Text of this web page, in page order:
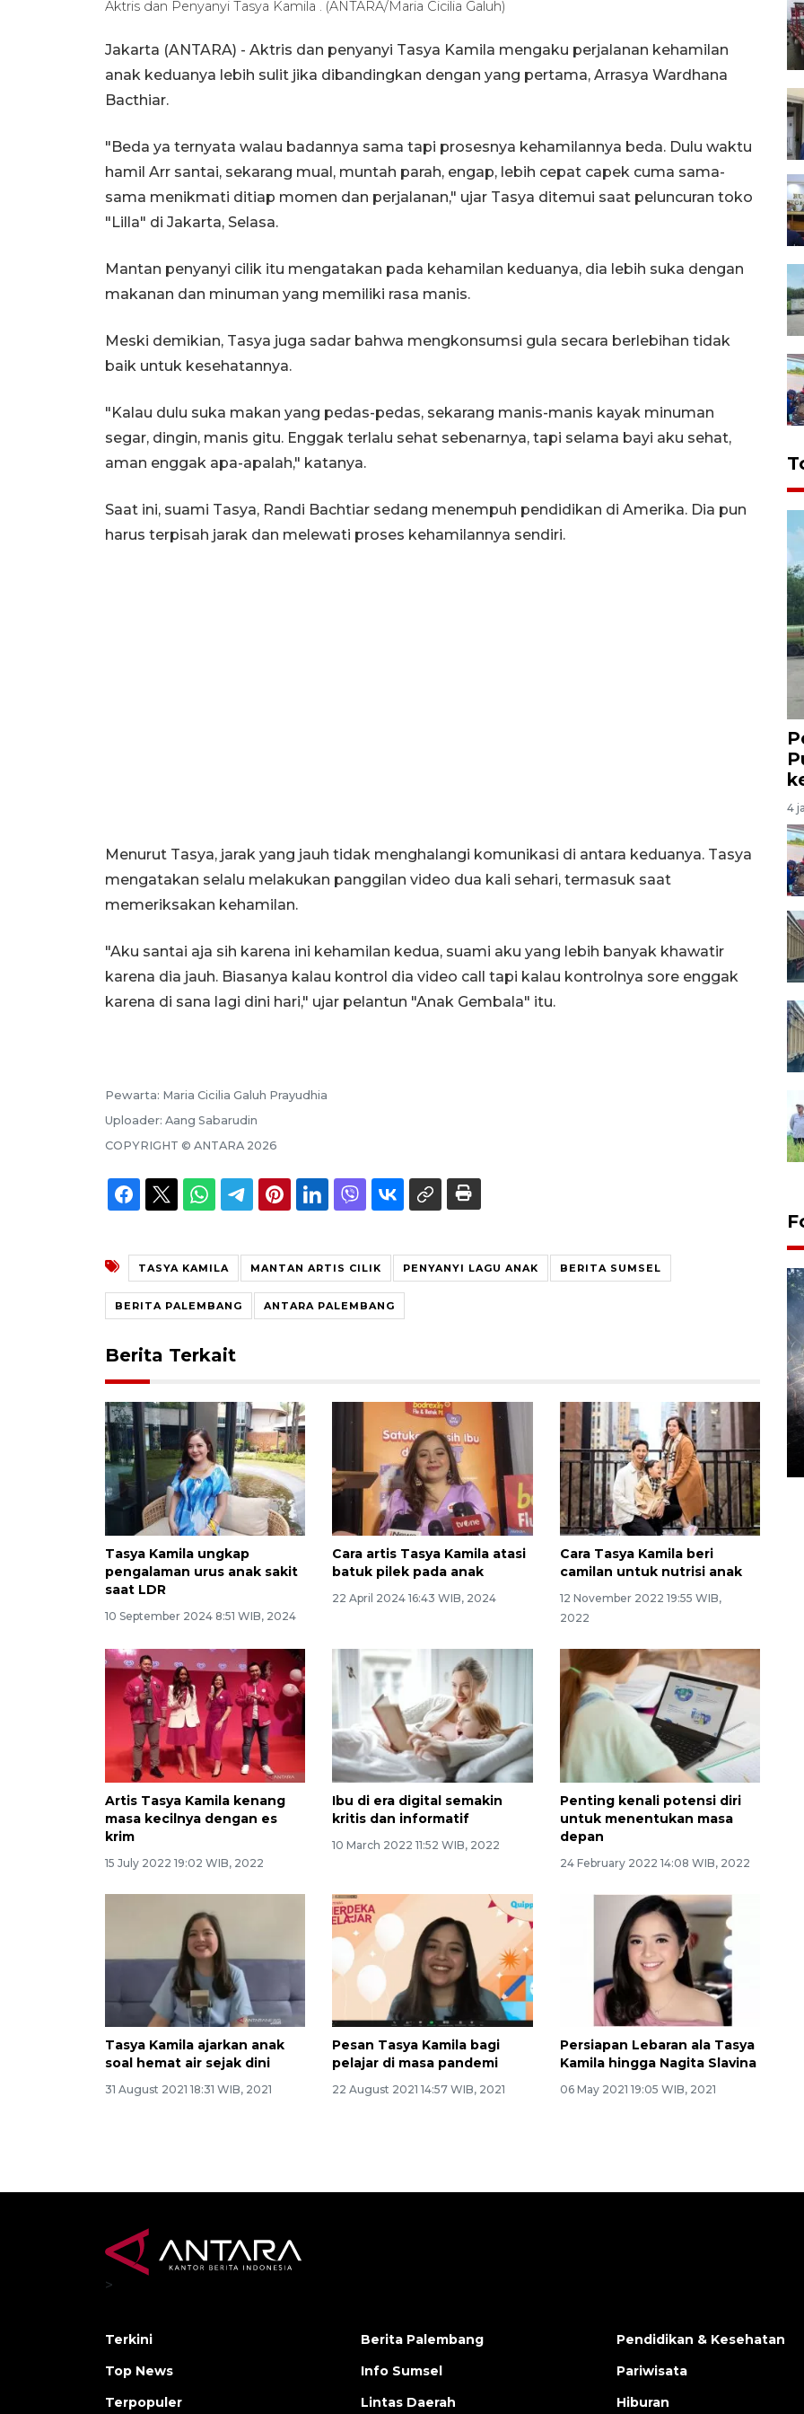
Aktris dan Penyanyi Tasya Kamila . (ANTARA/Maria Cicilia Galuh)
Jakarta (ANTARA) - Aktris dan penyanyi Tasya Kamila mengaku perjalanan kehamilan
anak keduanya lebih sulit jika dibandingkan dengan yang pertama, Arrasya Wardhana
Bacthiar.
"Beda ya ternyata walau badannya sama tapi prosesnya kehamilannya beda. Dulu waktu
hamil Arr santai, sekarang mual, muntah parah, engap, lebih cepat capek cuma sama-
sama menikmati ditiap momen dan perjalanan," ujar Tasya ditemui saat peluncuran toko
"Lilla" di Jakarta, Selasa.
Mantan penyanyi cilik itu mengatakan pada kehamilan keduanya, dia lebih suka dengan
makanan dan minuman yang memiliki rasa manis.
Meski demikian, Tasya juga sadar bahwa mengkonsumsi gula secara berlebihan tidak
baik untuk kesehatannya.
"Kalau dulu suka makan yang pedas-pedas, sekarang manis-manis kayak minuman
segar, dingin, manis gitu. Enggak terlalu sehat sebenarnya, tapi selama bayi aku sehat,
aman enggak apa-apalah," katanya.
Saat ini, suami Tasya, Randi Bachtiar sedang menempuh pendidikan di Amerika. Dia pun
harus terpisah jarak dan melewati proses kehamilannya sendiri.
Menurut Tasya, jarak yang jauh tidak menghalangi komunikasi di antara keduanya. Tasya
mengatakan selalu melakukan panggilan video dua kali sehari, termasuk saat
memeriksakan kehamilan.
"Aku santai aja sih karena ini kehamilan kedua, suami aku yang lebih banyak khawatir
karena dia jauh. Biasanya kalau kontrol dia video call tapi kalau kontrolnya sore enggak
karena di sana lagi dini hari," ujar pelantun "Anak Gembala" itu.
Pewarta: Maria Cicilia Galuh Prayudhia
Uploader: Aang Sabarudin
COPYRIGHT © ANTARA 2026
TASYA KAMILA MANTAN ARTIS CILIK PENYANYI LAGU ANAK BERITA SUMSEL
BERITA PALEMBANG ANTARA PALEMBANG
Berita Terkait
Tasya Kamila ungkap
pengalaman urus anak sakit
saat LDR
10 September 2024 8:51 WIB, 2024
Cara artis Tasya Kamila atasi
batuk pilek pada anak
22 April 2024 16:43 WIB, 2024
Cara Tasya Kamila beri
camilan untuk nutrisi anak
12 November 2022 19:55 WIB,
2022
Artis Tasya Kamila kenang
masa kecilnya dengan es
krim
15 July 2022 19:02 WIB, 2022
Ibu di era digital semakin
kritis dan informatif
10 March 2022 11:52 WIB, 2022
Penting kenali potensi diri
untuk menentukan masa
depan
24 February 2022 14:08 WIB, 2022
Tasya Kamila ajarkan anak
soal hemat air sejak dini
31 August 2021 18:31 WIB, 2021
Pesan Tasya Kamila bagi
pelajar di masa pandemi
22 August 2021 14:57 WIB, 2021
Persiapan Lebaran ala Tasya
Kamila hingga Nagita Slavina
06 May 2021 19:05 WIB, 2021
4
Alokasi anggaran untuk bibit
kopi arabika Gayo
15 June 2026 11:15 WIB
>
Terkini
Top News
Terpopuler
Berita Palembang
Info Sumsel
Lintas Daerah
Pendidikan & Kesehatan
Pariwisata
Hiburan